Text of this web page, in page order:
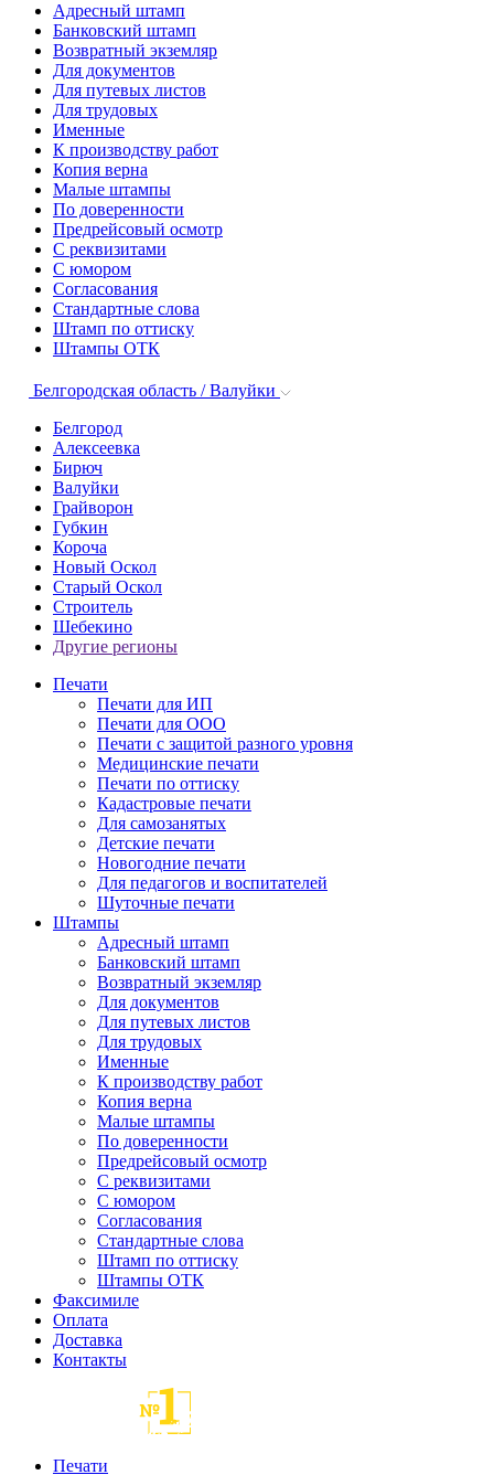
Адресный штамп
Банковский штамп
Возвратный экземляр
Для документов
Для путевых листов
Для трудовых
Именные
К производству работ
Копия верна
Малые штампы
По доверенности
Предрейсовый осмотр
С реквизитами
С юмором
Согласования
Стандартные слова
Штамп по оттиску
Штампы ОТК
Белгородская область / Валуйки
Белгород
Алексеевка
Бирюч
Валуйки
Грайворон
Губкин
Короча
Новый Оскол
Старый Оскол
Строитель
Шебекино
Другие регионы
Печати
Печати для ИП
Печати для ООО
Печати с защитой разного уровня
Медицинские печати
Печати по оттиску
Кадастровые печати
Для самозанятых
Детские печати
Новогодние печати
Для педагогов и воспитателей
Шуточные печати
Штампы
Адресный штамп
Банковский штамп
Возвратный экземляр
Для документов
Для путевых листов
Для трудовых
Именные
К производству работ
Копия верна
Малые штампы
По доверенности
Предрейсовый осмотр
С реквизитами
С юмором
Согласования
Стандартные слова
Штамп по оттиску
Штампы ОТК
Факсимиле
Оплата
Доставка
Контакты
Печати